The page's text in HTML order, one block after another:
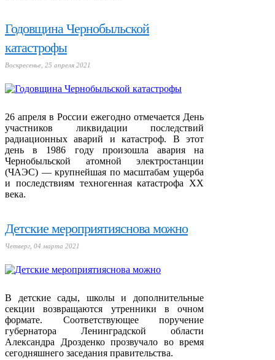
Годовщина Чернобыльской
катастрофы
Воскресенье, 25 апреля 2021
26 апреля в России ежегодно отмечается День
участников ликвидации последствий
радиационных аварий и катастроф. В этот
день в 1986 году произошла авария на
Чернобыльской атомной электростанции
(ЧАЭС) — крупнейшая по масштабам ущерба
и последствиям техногенная катастрофа ХХ
века.
Детские мероприятияснова можно
Четверг, 04 марта 2021
В детские сады, школы и дополнительные
секции возвращаются утренники в очном
формате. Соответствующее поручение
губернатора Ленинградской области
Александра Дрозденко прозвучало во время
сегодняшнего заседания правительства.